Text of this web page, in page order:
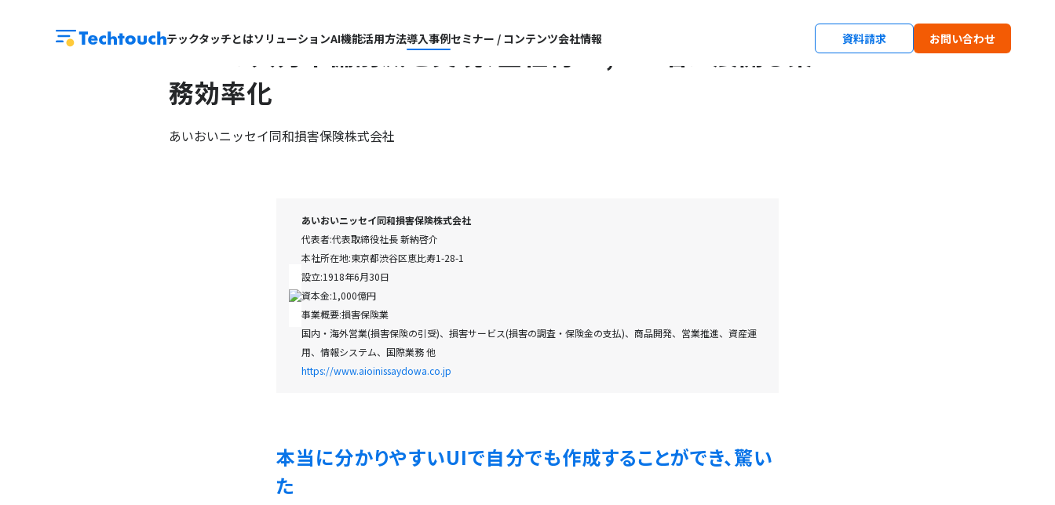
テックタッチとはソリューションAI機能活用方法導入事例セミナー / コンテンツ会社情報 資料請求 お問い合わせ
95%の入力不備削減を実現、全社約15,000名に展開し業
務効率化
あいおいニッセイ同和損害保険株式会社
あいおいニッセイ同和損害保険株式会社
代表者:代表取締役社長 新納啓介
本社所在地:東京都渋谷区恵比寿1-28-1
設立:1918年6月30日
資本金:1,000億円
事業概要:損害保険業
国内・海外営業(損害保険の引受)、損害サービス(損害の調査・保険金の支払)、商品開発、営業推進、資産運
用、情報システム、国際業務 他
https://www.aioinissaydowa.co.jp
本当に分かりやすいUIで自分でも作成することができ、驚い
た